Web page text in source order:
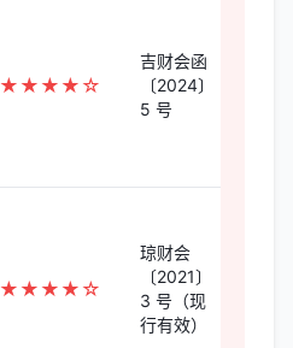
★★★★☆
吉财会函
〔2024〕
5 号
★★★★☆
琼财会
〔2021〕
3 号（现
行有效）